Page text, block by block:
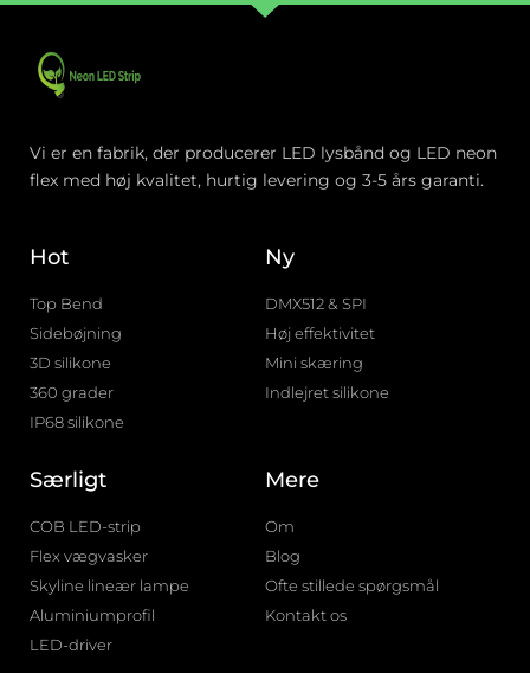
Vi er en fabrik, der producerer LED lysbånd og LED neon
flex med høj kvalitet, hurtig levering og 3-5 års garanti.
Hot
Top Bend
Sidebøjning
3D silikone
360 grader
IP68 silikone
Ny
DMX512 & SPI
Høj effektivitet
Mini skæring
Indlejret silikone
Særligt
COB LED-strip
Flex vægvasker
Skyline lineær lampe
Aluminiumprofil
LED-driver
Mere
Om
Blog
Ofte stillede spørgsmål
Kontakt os